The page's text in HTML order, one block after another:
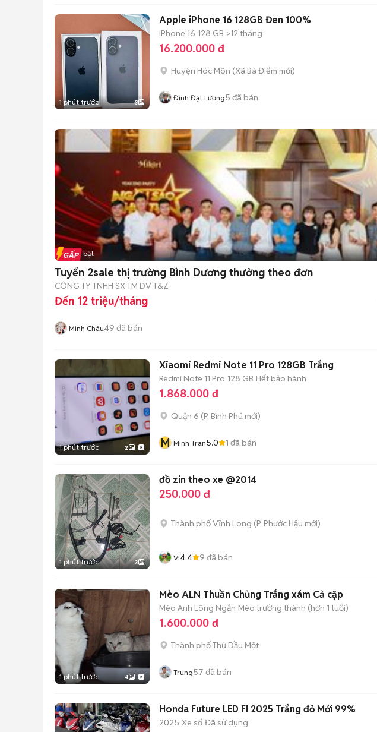
1 phút trước 3
Apple iPhone 16 128GB Đen 100%
iPhone 16 128 GB >12 tháng
16.200.000 đ
Huyện Hóc Môn (Xã Bà Điểm mới)
Đình Đạt Lương5 đã bán
Tin nổi bật
Tuyển 2sale thị trường Bình Dương thưởng theo đơn
CÔNG TY TNHH SX TM DV T&Z
Đến 12 triệu/tháng
Minh Châu49 đã bán
1 phút trước 2
Xiaomi Redmi Note 11 Pro 128GB Trắng
Redmi Note 11 Pro 128 GB Hết bảo hành
1.868.000 đ
Quận 6 (P. Bình Phú mới)
M Minh Tran5.0 1 đã bán
1 phút trước 3
đồ zin theo xe @2014
250.000 đ
Thành phố Vĩnh Long (P. Phước Hậu mới)
Vl4.4 9 đã bán
1 phút trước 4
Mèo ALN Thuần Chủng Trắng xám Cả cặp
Mèo Anh Lông Ngắn Mèo trưởng thành (hơn 1 tuổi)
1.600.000 đ
Thành phố Thủ Dầu Một
Trung57 đã bán
Honda Future LED FI 2025 Trắng đỏ Mới 99%
2025 Xe số Đã sử dụng